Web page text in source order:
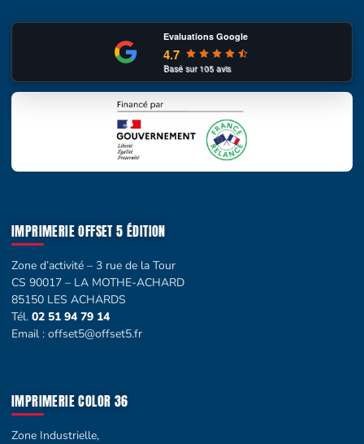
Evaluations Google
4.7
Basé sur105avis
IMPRIMERIE OFFSET 5 ÉDITION
Zone d’activité – 3 rue de la Tour
CS 90017 – LA MOTHE-ACHARD
85150 LES ACHARDS
Tél. 02 51 94 79 14
Email : offset5@offset5.fr
IMPRIMERIE COLOR 36
Zone Industrielle,